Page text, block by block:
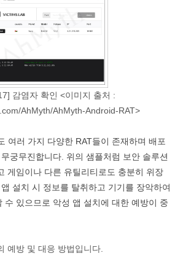
감염자 확인 <이미지 출처 :
AhMyth/AhMyth-Android-RAT>
여러 가지 다양한 RAT들이 존재하며 배포
무궁무진합니다 위의 샘플처럼 보안 솔루션
게임이나 다른 유틸리티로도 충분히 위장
설치 시 정보를 탈취하고 기기를 장악하여
수 있으므로 악성 앱 설치에 대한 예방이 중
예방 및 대응 방법입니다